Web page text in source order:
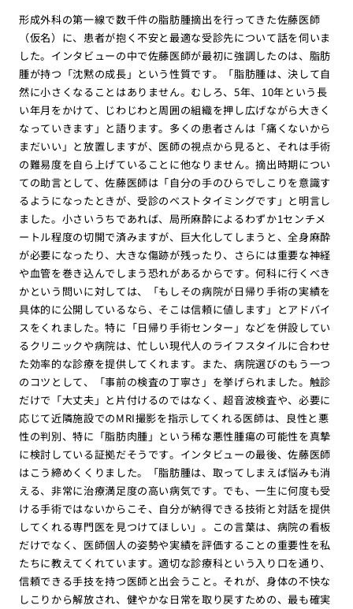
形成外科の第一線で数千件の脂肪腫摘出を行ってきた佐藤医師
（仮名）に、患者が抱く不安と最適な受診先について話を伺いま
した。インタビューの中で佐藤医師が最初に強調したのは、脂肪
腫が持つ「沈黙の成長」という性質です。「脂肪腫は、決して自
然に小さくなることはありません。むしろ、5年、10年という長
い年月をかけて、じわじわと周囲の組織を押し広げながら大きく
なっていきます」と語ります。多くの患者さんは「痛くないから
まだいい」と放置しますが、医師の視点から見ると、それは手術
の難易度を自ら上げていることに他なりません。摘出時期につい
ての助言として、佐藤医師は「自分の手のひらでしこりを意識す
るようになったときが、受診のベストタイミングです」と明言し
ました。小さいうちであれば、局所麻酔によるわずか1センチメ
ートル程度の切開で済みますが、巨大化してしまうと、全身麻酔
が必要になったり、大きな傷跡が残ったり、さらには重要な神経
や血管を巻き込んでしまう恐れがあるからです。何科に行くべき
かという問いに対しては、「もしその病院が日帰り手術の実績を
具体的に公開しているなら、そこは信頼に値します」とアドバイ
スをくれました。特に「日帰り手術センター」などを併設してい
るクリニックや病院は、忙しい現代人のライフスタイルに合わせ
た効率的な診療を提供してくれます。また、病院選びのもう一つ
のコツとして、「事前の検査の丁寧さ」を挙げられました。触診
だけで「大丈夫」と片付けるのではなく、超音波検査や、必要に
応じて近隣施設でのMRI撮影を指示してくれる医師は、良性と悪
性の判別、特に「脂肪肉腫」という稀な悪性腫瘍の可能性を真摯
に検討している証拠だそうです。インタビューの最後、佐藤医師
はこう締めくくりました。「脂肪腫は、取ってしまえば悩みも消
える、非常に治療満足度の高い病気です。でも、一生に何度も受
ける手術ではないからこそ、自分が納得できる技術と対話を提供
してくれる専門医を見つけてほしい」。この言葉は、病院の看板
だけでなく、医師個人の姿勢や実績を評価することの重要性を私
たちに教えてくれています。適切な診療科という入り口を通り、
信頼できる手技を持つ医師と出会うこと。それが、身体の不快な
しこりから解放され、健やかな日常を取り戻すための、最も確実